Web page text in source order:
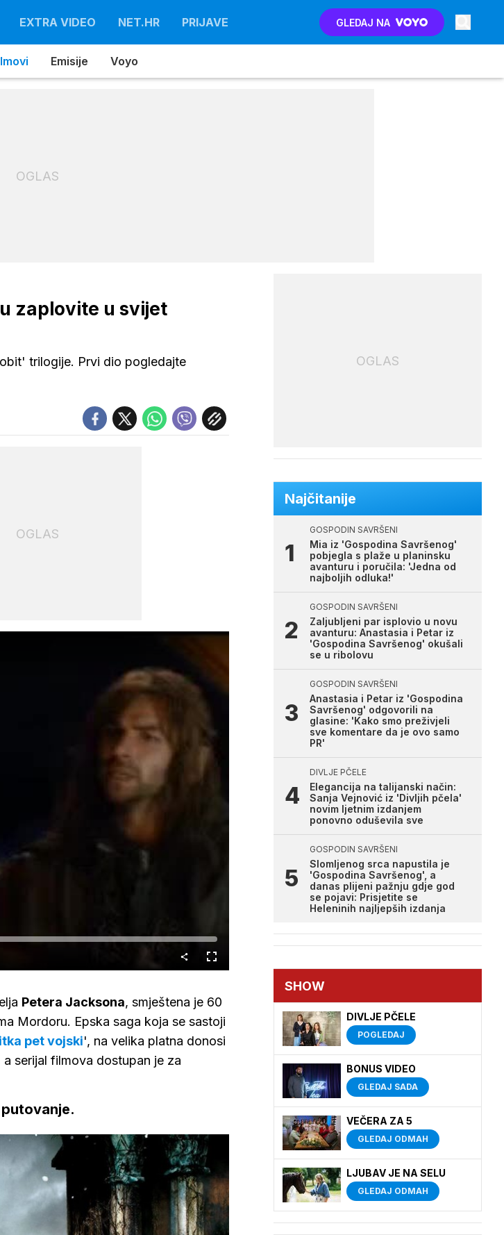
EXTRA VIDEO NET.HR PRIJAVE GLEDAJ NA
Emisije Voyo
OGLAS
zaplovite u svijet
trilogije. Prvi dio pogledajte
OGLAS
Cijeli
zaslon
Petera Jacksona, smještena je 60
Mordoru. Epska saga koja se sastoji
pet vojski', na velika platna donosi
serijal filmova dostupan je za
OGLAS
Najčitanije
GOSPODIN SAVRŠENI
Mia iz 'Gospodina Savršenog'
pobjegla s plaže u planinsku
avanturu i poručila: 'Jedna od
najboljih odluka!'
GOSPODIN SAVRŠENI
Zaljubljeni par isplovio u novu
avanturu: Anastasia i Petar iz
'Gospodina Savršenog' okušali
se u ribolovu
GOSPODIN SAVRŠENI
Anastasia i Petar iz 'Gospodina
Savršenog' odgovorili na
glasine: 'Kako smo preživjeli
sve komentare da je ovo samo
PR'
DIVLJE PČELE
Elegancija na talijanski način:
Sanja Vejnović iz 'Divljih pčela'
novim ljetnim izdanjem
ponovno oduševila sve
GOSPODIN SAVRŠENI
Slomljenog srca napustila je
'Gospodina Savršenog', a
danas plijeni pažnju gdje god
se pojavi: Prisjetite se
Heleninih najljepših izdanja
SHOW
DIVLJE PČELE
POGLEDAJ
BONUS VIDEO
GLEDAJ SADA
VEČERA ZA 5
GLEDAJ ODMAH
LJUBAV JE NA SELU
GLEDAJ ODMAH